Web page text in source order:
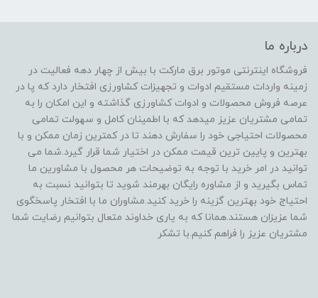
درباره ما
فروشگاه اینترنتی موتور برق مارکت با بیش از چهار دهه فعالیت در
زمینه واردات مستقیم ادوات و تجهیزات کشاورزی افتخار دارد که پا در
عرصه فروش محصولات و ادوات کشاورزی گذاشته و این امکان را به
تمامی مشتریان عزیز میدهد که با اطمینان کامل و سهولت تمامی
محصولات احتیاجی خود را سفارش دهند تا در کمترین زمان ممکن و با
بهترین و پایین ترین قیمت ممکن در اختیار شما قرار گیرد.شما می
توانید در امر خرید با توجه به توضیحات هر محصول با مشاورین ما
تماس بگیرید و از مشاوره رایگان بهرمند شوید تا بتوانید نسبت به
احتیاج خود بهترین گزینه را خرید کنید.مشاوران ما با افتخار پاسخگوی
شما عزیزان هستند.همانا که به یاری خداوند متعال بتوانیم رضایت شما
مشتریان عزیز را فراهم کنیم.با تشکر